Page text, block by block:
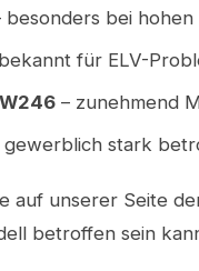
besonders bei
für ELV-
– zunehmend
gewerblich stark
auf unserer Seite
betroffen sein